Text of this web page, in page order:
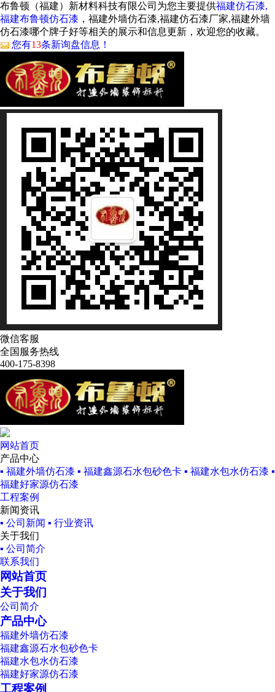
布鲁顿（福建）新材料科技有限公司为您主要提供福建仿石漆,
福建布鲁顿仿石漆 ，福建外墙仿石漆,福建仿石漆厂家,福建外墙
仿石漆哪个牌子好等相关的展示和信息更新，欢迎您的收藏。
您有13条新询盘信息！
微信客服
全国服务热线
400-175-8398
网站首页
产品中心
▪ 福建外墙仿石漆 ▪ 福建鑫源石水包砂色卡 ▪ 福建水包水仿石漆 ▪
福建好家源仿石漆
工程案例
新闻资讯
▪ 公司新闻 ▪ 行业资讯
关于我们
▪ 公司简介
联系我们
网站首页
关于我们
公司简介
产品中心
福建外墙仿石漆
福建鑫源石水包砂色卡
福建水包水仿石漆
福建好家源仿石漆
工程案例